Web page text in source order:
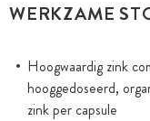
WERKZAME
Hoogwaardig zink
hooggedoseerd,
zink per capsule